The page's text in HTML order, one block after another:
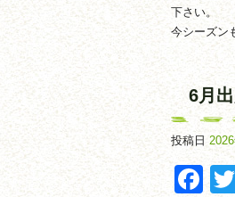
下さい。
今シーズン
6月
投稿日